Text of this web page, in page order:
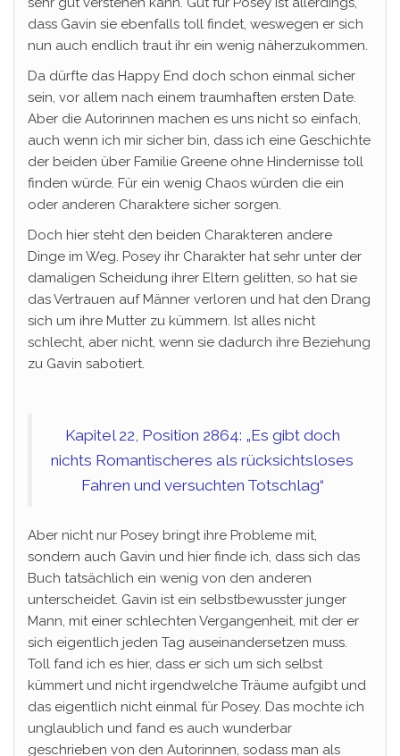
dass Gavin sie ebenfalls toll findet, weswegen er sich
nun auch endlich traut ihr ein wenig näherzukommen.
Da dürfte das Happy End doch schon einmal sicher
sein, vor allem nach einem traumhaften ersten Date.
Aber die Autorinnen machen es uns nicht so einfach,
auch wenn ich mir sicher bin, dass ich eine Geschichte
der beiden über Familie Greene ohne Hindernisse toll
finden würde. Für ein wenig Chaos würden die ein
oder anderen Charaktere sicher sorgen.
Doch hier steht den beiden Charakteren andere
Dinge im Weg. Posey ihr Charakter hat sehr unter der
damaligen Scheidung ihrer Eltern gelitten, so hat sie
das Vertrauen auf Männer verloren und hat den Drang
sich um ihre Mutter zu kümmern. Ist alles nicht
schlecht, aber nicht, wenn sie dadurch ihre Beziehung
zu Gavin sabotiert.
Kapitel 22, Position 2864: „Es gibt doch
nichts Romantischeres als rücksichtsloses
Fahren und versuchten Totschlag“
Aber nicht nur Posey bringt ihre Probleme mit,
sondern auch Gavin und hier finde ich, dass sich das
Buch tatsächlich ein wenig von den anderen
unterscheidet. Gavin ist ein selbstbewusster junger
Mann, mit einer schlechten Vergangenheit, mit der er
sich eigentlich jeden Tag auseinandersetzen muss.
Toll fand ich es hier, dass er sich um sich selbst
kümmert und nicht irgendwelche Träume aufgibt und
das eigentlich nicht einmal für Posey. Das mochte ich
unglaublich und fand es auch wunderbar
geschrieben von den Autorinnen, sodass man als